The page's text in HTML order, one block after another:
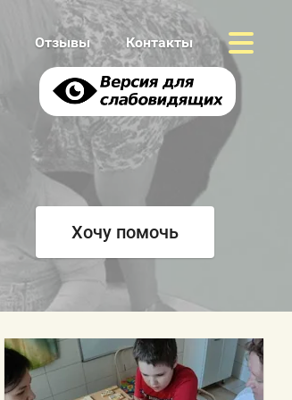
Отзывы Контакты
Хочу помочь